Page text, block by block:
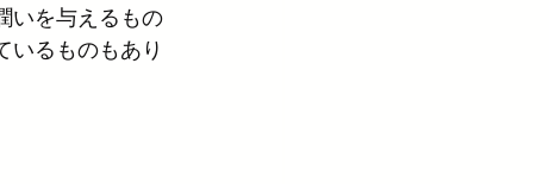
いを与えるもの
いるものもあり